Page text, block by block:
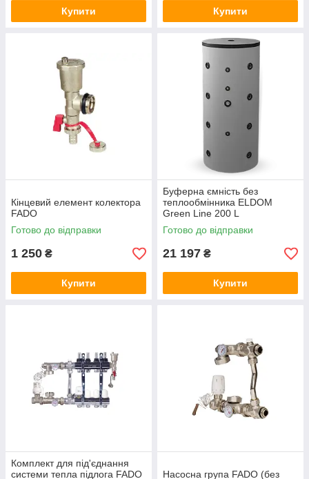
Купити Купити
Кінцевий елемент колектора
FADO
Готово до відправки
1 250 ₴
Купити
Буферна ємність без
теплообмінника ELDOM
Green Line 200 L
Готово до відправки
21 197 ₴
Купити
Комплект для під'єднання
системи тепла підлога FADO
Насосна група FADO (без